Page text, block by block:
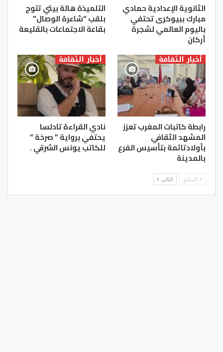
الثانوية الإعدادية حمادي
مبارك ببيوكرى تحتفي
باليوم العالمي لشجرة
أركان
التلميذة هالة بيتي تتوج
بلقب “شاعرة الوصال”
بقاعة الاجتماعات بالقليعة
أخبار الثقافة
رابطة كاتبات المغرب تعزز
المشهد الثقافي
بأولادتائمة بتأسيس الفرع
بالمدينة
أخبار الثقافة
نادي القراءة تادلسا
يحتفي برواية ” صرخة ”
للكاتب يونس الشرقي .
السابق التالي